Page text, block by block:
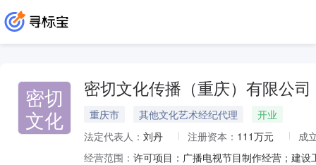
密切
文化
密切文化传播（重庆）有限公司
重庆市 其他文化艺术经纪代理
开业
法定代表人： 刘丹 注册资本： 111万元
成
经营范围：